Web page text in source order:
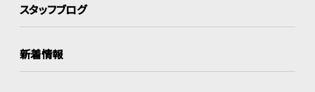
スタッフブログ
新着情報